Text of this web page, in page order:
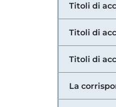
Titoli di
Titoli di
Titoli di
La